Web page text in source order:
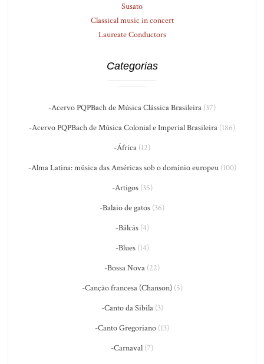
Susato
Classical music in concert
Laureate Conductors
Categorias
-Acervo PQPBach de Música Clássica Brasileira (37)
-Acervo PQPBach de Música Colonial e Imperial Brasileira (186)
-África (12)
-Alma Latina: música das Américas sob o domínio europeu(100)
-Artigos(35)
-Balaio de gatos (36)
-Bálcãs(4)
-Blues(14)
-Bossa Nova (22)
-Canção francesa (Chanson)(5)
-Canto da Sibila(3)
-Canto Gregoriano (13)
-Carnaval (7)